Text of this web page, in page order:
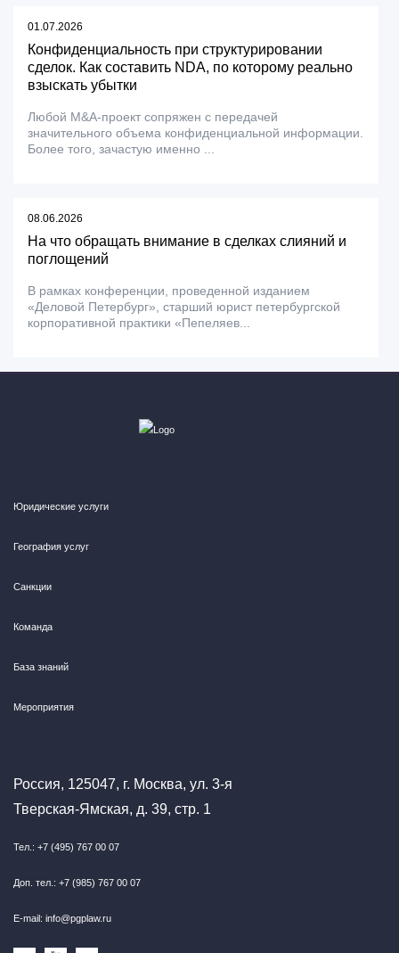
01.07.2026
Конфиденциальность при структурировании
сделок. Как составить NDA, по которому реально
взыскать убытки
Любой M&A-проект сопряжен с передачей
значительного объема конфиденциальной информации.
Более того, зачастую именно ...
08.06.2026
На что обращать внимание в сделках слияний и
поглощений
В рамках конференции, проведенной изданием
«Деловой Петербург», старший юрист петербургской
корпоративной практики «Пепеляев...
Юридические услуги
География услуг
Санкции
Команда
База знаний
Мероприятия
Россия, 125047, г. Москва, ул. 3-я
Тверская-Ямская, д. 39, стр. 1
Тел.: +7 (495) 767 00 07
Доп. тел.: +7 (985) 767 00 07
E-mail: info@pgplaw.ru